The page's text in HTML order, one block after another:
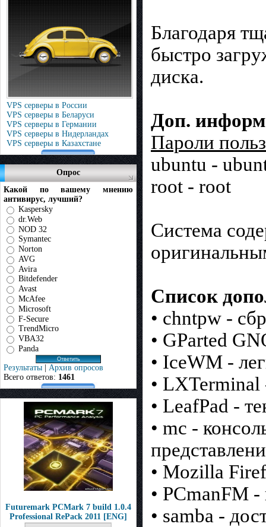
VPS серверы в России
VPS серверы в Беларуси
VPS серверы в Германии
VPS серверы в Нидерландах
VPS серверы в Казахстане
Опрос
Какой по вашему мнению
антивирус, лучший?
Kaspersky
dr.Web
NOD 32
Symantec
Norton
AVG
Avira
Bitdefender
Avast
McAfee
Microsoft
F-Secure
TrendMicro
VBA32
Panda
Результаты | Архив опросов
Всего ответов: 1461
Futuremark PCMark 7 build 1.0.4
Professional RePack 2011 [ENG]
Благодаря
быстро
диска.
Доп.
Пароли
ubuntu -
root - root
Система
Список
• chntpw -
• GParted
• IceWM -
• LXTerminal
• LeafPad -
• mc -
• Mozilla
• PCmanFM
• samba -